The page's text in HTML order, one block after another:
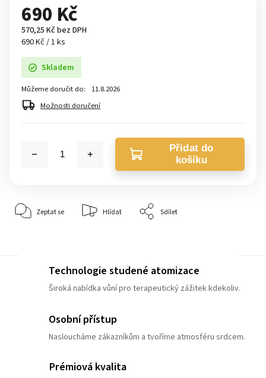
690 Kč
570,25 Kč bez DPH
690 Kč / 1 ks
Skladem
Můžeme doručit do:
11.8.2026
Možnosti doručení
Přidat do
košíku
Zeptat se Hlídat Sdílet
Technologie studené atomizace
Široká nabídka vůní pro terapeutický zážitek kdekoliv.
Osobní přístup
Nasloucháme zákazníkům a tvoříme atmosféru srdcem.
Prémiová kvalita